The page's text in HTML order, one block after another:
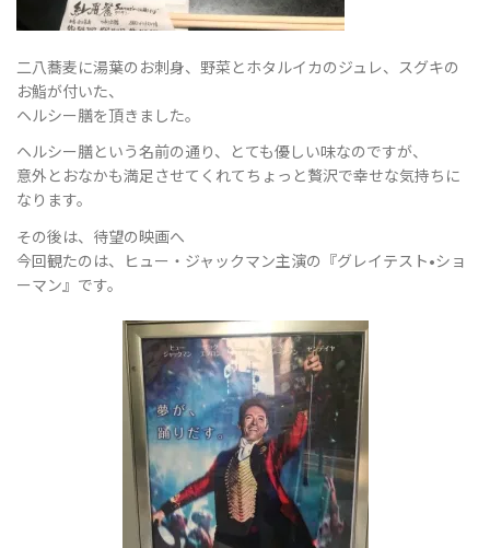
二八蕎麦に湯葉のお刺身、野菜とホタルイカのジュレ、スグキの
お鮨が付いた、
ヘルシー膳を頂きました。
ヘルシー膳という名前の通り、とても優しい味なのですが、
意外とおなかも満足させてくれてちょっと贅沢で幸せな気持ちに
なります。
その後は、待望の映画へ
今回観たのは、ヒュー・ジャックマン主演の『グレイテスト•ショ
ーマン』です。